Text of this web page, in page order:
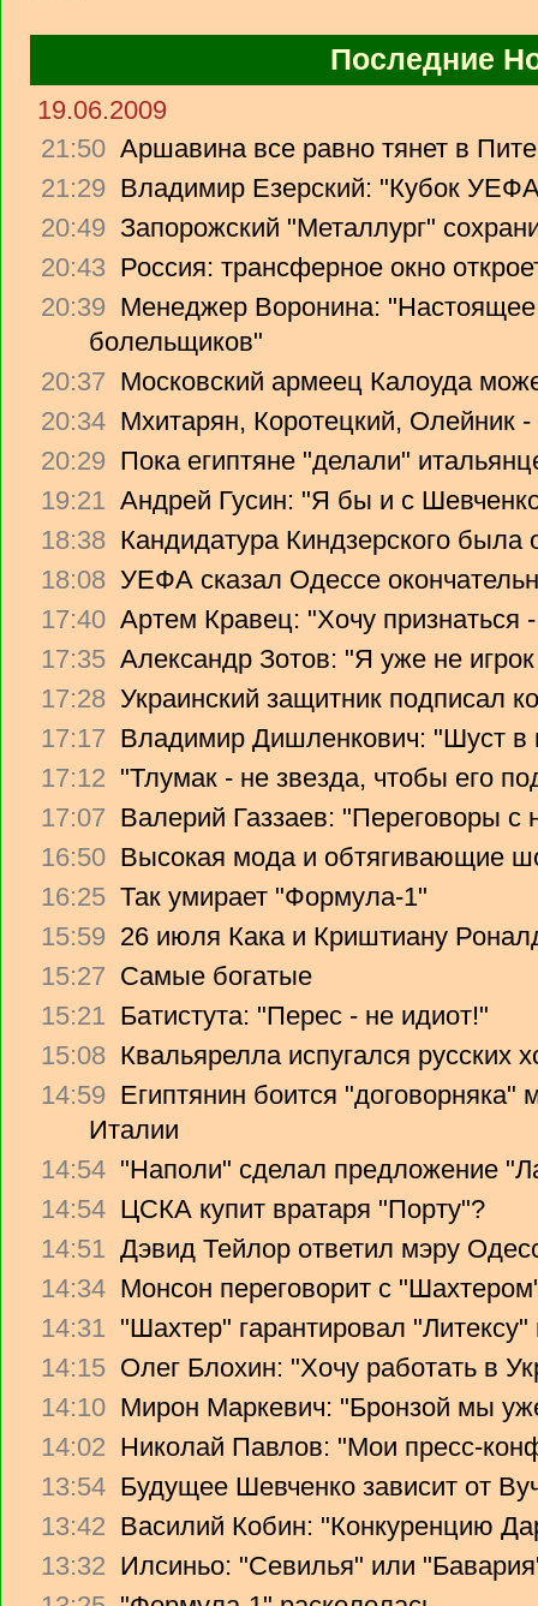
Последние
19.06.2009
21:50 Аршавина все равно тянет в
21:29 Владимир Езерский: "Кубок
20:49 Запорожский "Металлург"
20:43 Россия: трансферное окно
20:39 Менеджер Воронина: "Настоящее
болельщиков"
20:37 Московский армеец Калоуда
20:34 Мхитарян, Коротецкий, Олейник -
20:29 Пока египтяне "делали"
19:21 Андрей Гусин: "Я бы и с
18:38 Кандидатура Киндзерского была
18:08 УЕФА сказал Одессе
17:40 Артем Кравец: "Хочу признаться
17:35 Александр Зотов: "Я уже не
17:28 Украинский защитник подписал
17:17 Владимир Дишленкович: "Шуст в
17:12 "Тлумак - не звезда, чтобы его
17:07 Валерий Газзаев: "Переговоры с
16:50 Высокая мода и обтягивающие
16:25 Так умирает "Формула-1"
15:59 26 июля Кака и Криштиану
15:27 Самые богатые
15:21 Батистута: "Перес - не идиот!"
15:08 Квальярелла испугался русских
14:59 Египтянин боится
Италии
14:54 "Наполи" сделал предложение
14:54 ЦСКА купит вратаря "Порту"?
14:51 Дэвид Тейлор ответил мэру
14:34 Монсон переговорит с
14:31 "Шахтер" гарантировал
14:15 Олег Блохин: "Хочу работать в
14:10 Мирон Маркевич: "Бронзой мы
14:02 Николай Павлов: "Мои пресс-
13:54 Будущее Шевченко зависит от
13:42 Василий Кобин: "Конкуренцию
13:32 Илсиньо: "Севилья" или